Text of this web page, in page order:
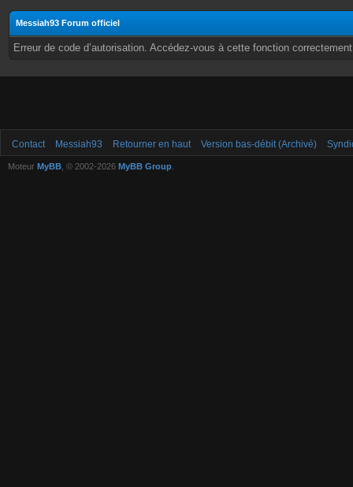
Messiah93 Forum officiel
Erreur de code d’autorisation. Accédez-vous à cette fonction
Contact Messiah93 Retourner en haut Version bas-débit (Archivé)
Moteur MyBB , © 2002-2026 MyBB Group